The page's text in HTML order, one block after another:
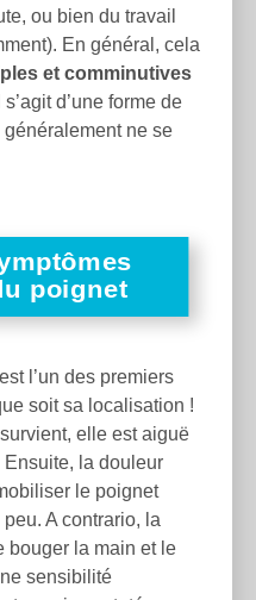
ou bien du travail
En général, cela
et comminutives
d’une forme de
ne se
poignet
l’un des premiers
soit sa localisation !
elle est aiguë
la douleur
le poignet
A contrario, la
bouger la main et le
sensibilité